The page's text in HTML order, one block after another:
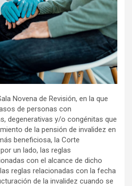
Novena de Revisión, en la que
de personas con
degenerativas y/o congénitas que
de la pensión de invalidez en
beneficiosa, la Corte
un lado, las reglas
con el alcance de dicho
reglas relacionadas con la fecha
de la invalidez cuando se